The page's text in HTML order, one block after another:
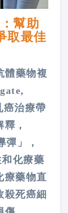
幫助
取最佳
體藥物複
癌治療帶
，
彈」，
化療藥
療藥物直
殺死癌細